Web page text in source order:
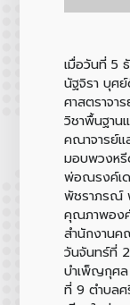
เมื่อวันที่ 5
นัฐจิรา บุศ
ศาสตราจา
วิชาพื้นฐาน
คณาจารย์แ
มอบพวงห
พ่อณรงค์เ
พัชราภรณ์
คุณภาพอง
สำนักงานค
วันจันทร์ที่
บำเพ็ญกุศ
ที่ 9 ตำบลศ